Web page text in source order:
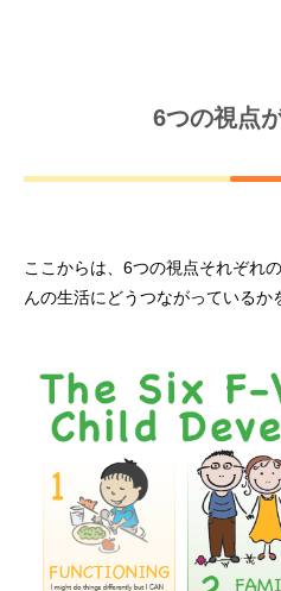
6つの視点
ここからは、6つの視点それぞれ
んの生活にどうつながっているか